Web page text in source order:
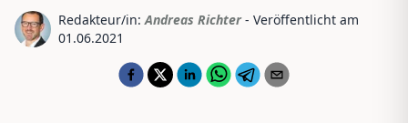
Redakteur/in: Andreas Richter - Veröffentlicht am
01.06.2021